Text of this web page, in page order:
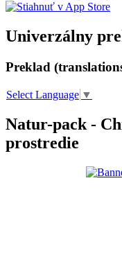
Univerzálny
Preklad
Select Language ▼
Natur-pack -
prostredie